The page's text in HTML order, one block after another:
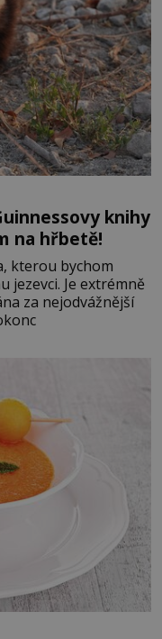
knihy
na hřbetě!
kterou bychom
jezevci. Je extrémně
za nejodvážnější